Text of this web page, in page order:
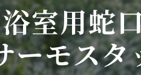
室用蛇
モスタ